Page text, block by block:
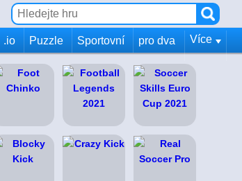
.io Puzzle Sportovní pro dva Více